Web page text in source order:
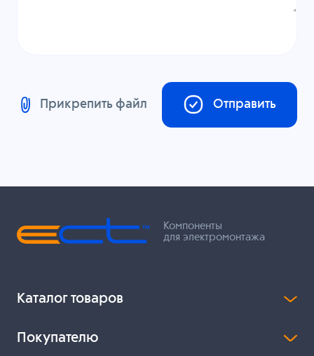
Прикрепить файл Отправить
Компоненты
для электромонтажа
Каталог товаров
Покупателю